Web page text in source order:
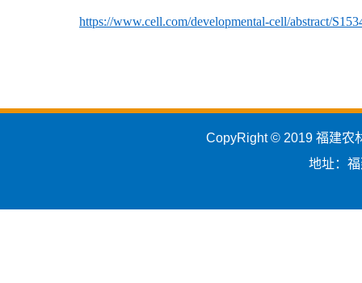
https://www.cell.com/developmental-cell/abstract/
CopyRight © 2019 福建农
地址：